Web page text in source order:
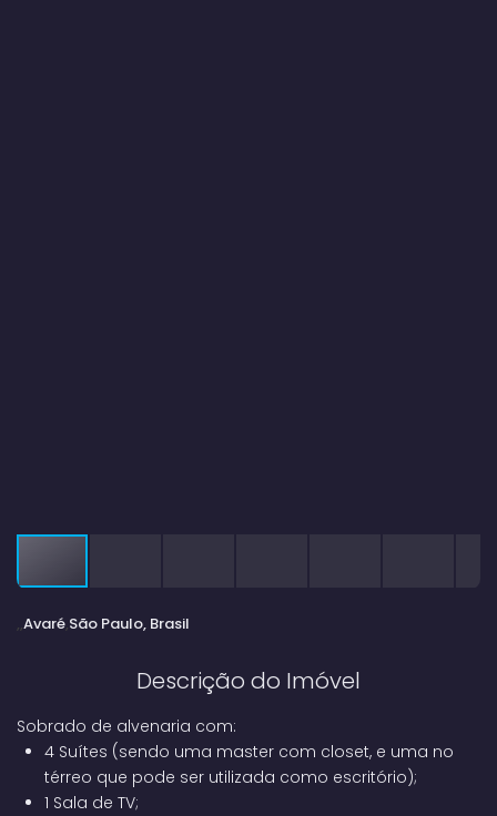
Avaré São Paulo, Brasil
Descrição do Imóvel
Sobrado de alvenaria com:
4 Suítes (sendo uma master com closet, e uma no
térreo que pode ser utilizada como escritório);
1 Sala de TV;